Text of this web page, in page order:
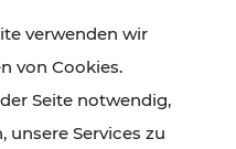
– viele
und Fahrplan-
schnell erreichbar.
verwenden wir
von Cookies.
Seite notwendig,
unsere Services zu